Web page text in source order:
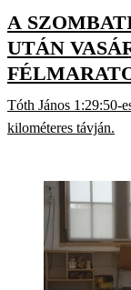
A
UTÁN
Tóth János 1:29:50-
kilométeres távján.